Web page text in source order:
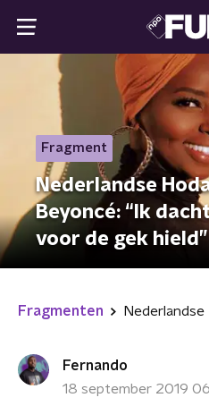
Fragment
Nederlandse
Beyoncé: “Ik
voor de gek hield”
Fragmenten
Fernando
18 september 2019